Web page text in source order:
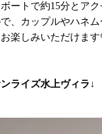
ートで約15分とアク
、カップルやハネム
楽しみいただけます
ライズ水上ヴィラ ↓